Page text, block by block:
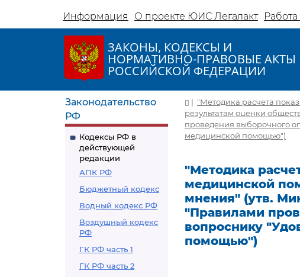
Информация О проекте ЮИС Легалакт
ЗАКОНЫ, КОДЕКСЫ И
НОРМАТИВНО-ПРАВОВЫЕ АКТЫ
РОССИЙСКОЙ ФЕДЕРАЦИИ
Законодательство
РФ
Кодексы РФ в
действующей
редакции
АПК РФ
Бюджетный кодекс
Водный кодекс РФ
Воздушный кодекс
РФ
ГК РФ часть 1
ГК РФ часть 2
| "Методика расчета
результатам оценки
проведения выборочного
медицинской помощью")
"Методика
медицинской
мнения" (утв.
"Правилами
вопроснику
помощью")